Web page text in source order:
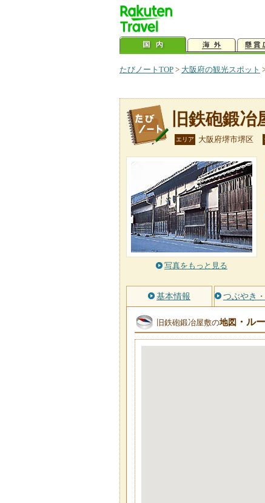
たびノートTOP > 大阪府の観光スポット
旧鉄砲鍛冶
エリア 大阪府堺市堺区
写真をもっと見る
基本情報 つぶやき
旧鉄砲鍛冶屋敷の地図 ・ル